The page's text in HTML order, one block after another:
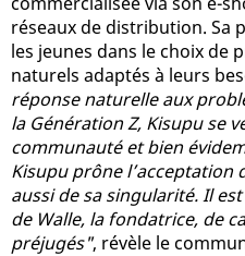
réseaux de distribution. Sa
les jeunes dans le choix de
naturels adaptés à leurs
réponse naturelle aux
la Génération Z, Kisupu se
communauté et bien
Kisupu prône l’acceptation
aussi de sa singularité. Il
de Walle, la fondatrice, de
préjugés", révèle le